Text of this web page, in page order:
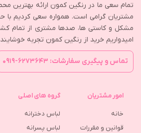
تمام سعی ما در رنگین کمون ارائه بهترین
مشتریان گرامی است. همواره سعی کردیم
مشکل و کاستی ها، صدها مشتری از تمام
امیدواریم خرید از رنگین کمون تجربه
تماس و پیگیری سفارشات: ۶۲۷۳۶۴۳-۰۹۱۹
امور مشتریان
خانه
قوانین و مقررات
گروه های اصلی
لباس دخترانه
لباس پسرانه